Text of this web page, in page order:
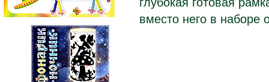
вместо него в наборе